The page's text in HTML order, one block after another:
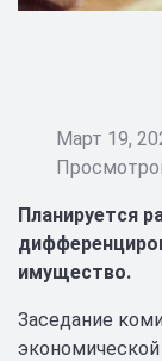
Март 19,
Планируется
имущество.
Заседание